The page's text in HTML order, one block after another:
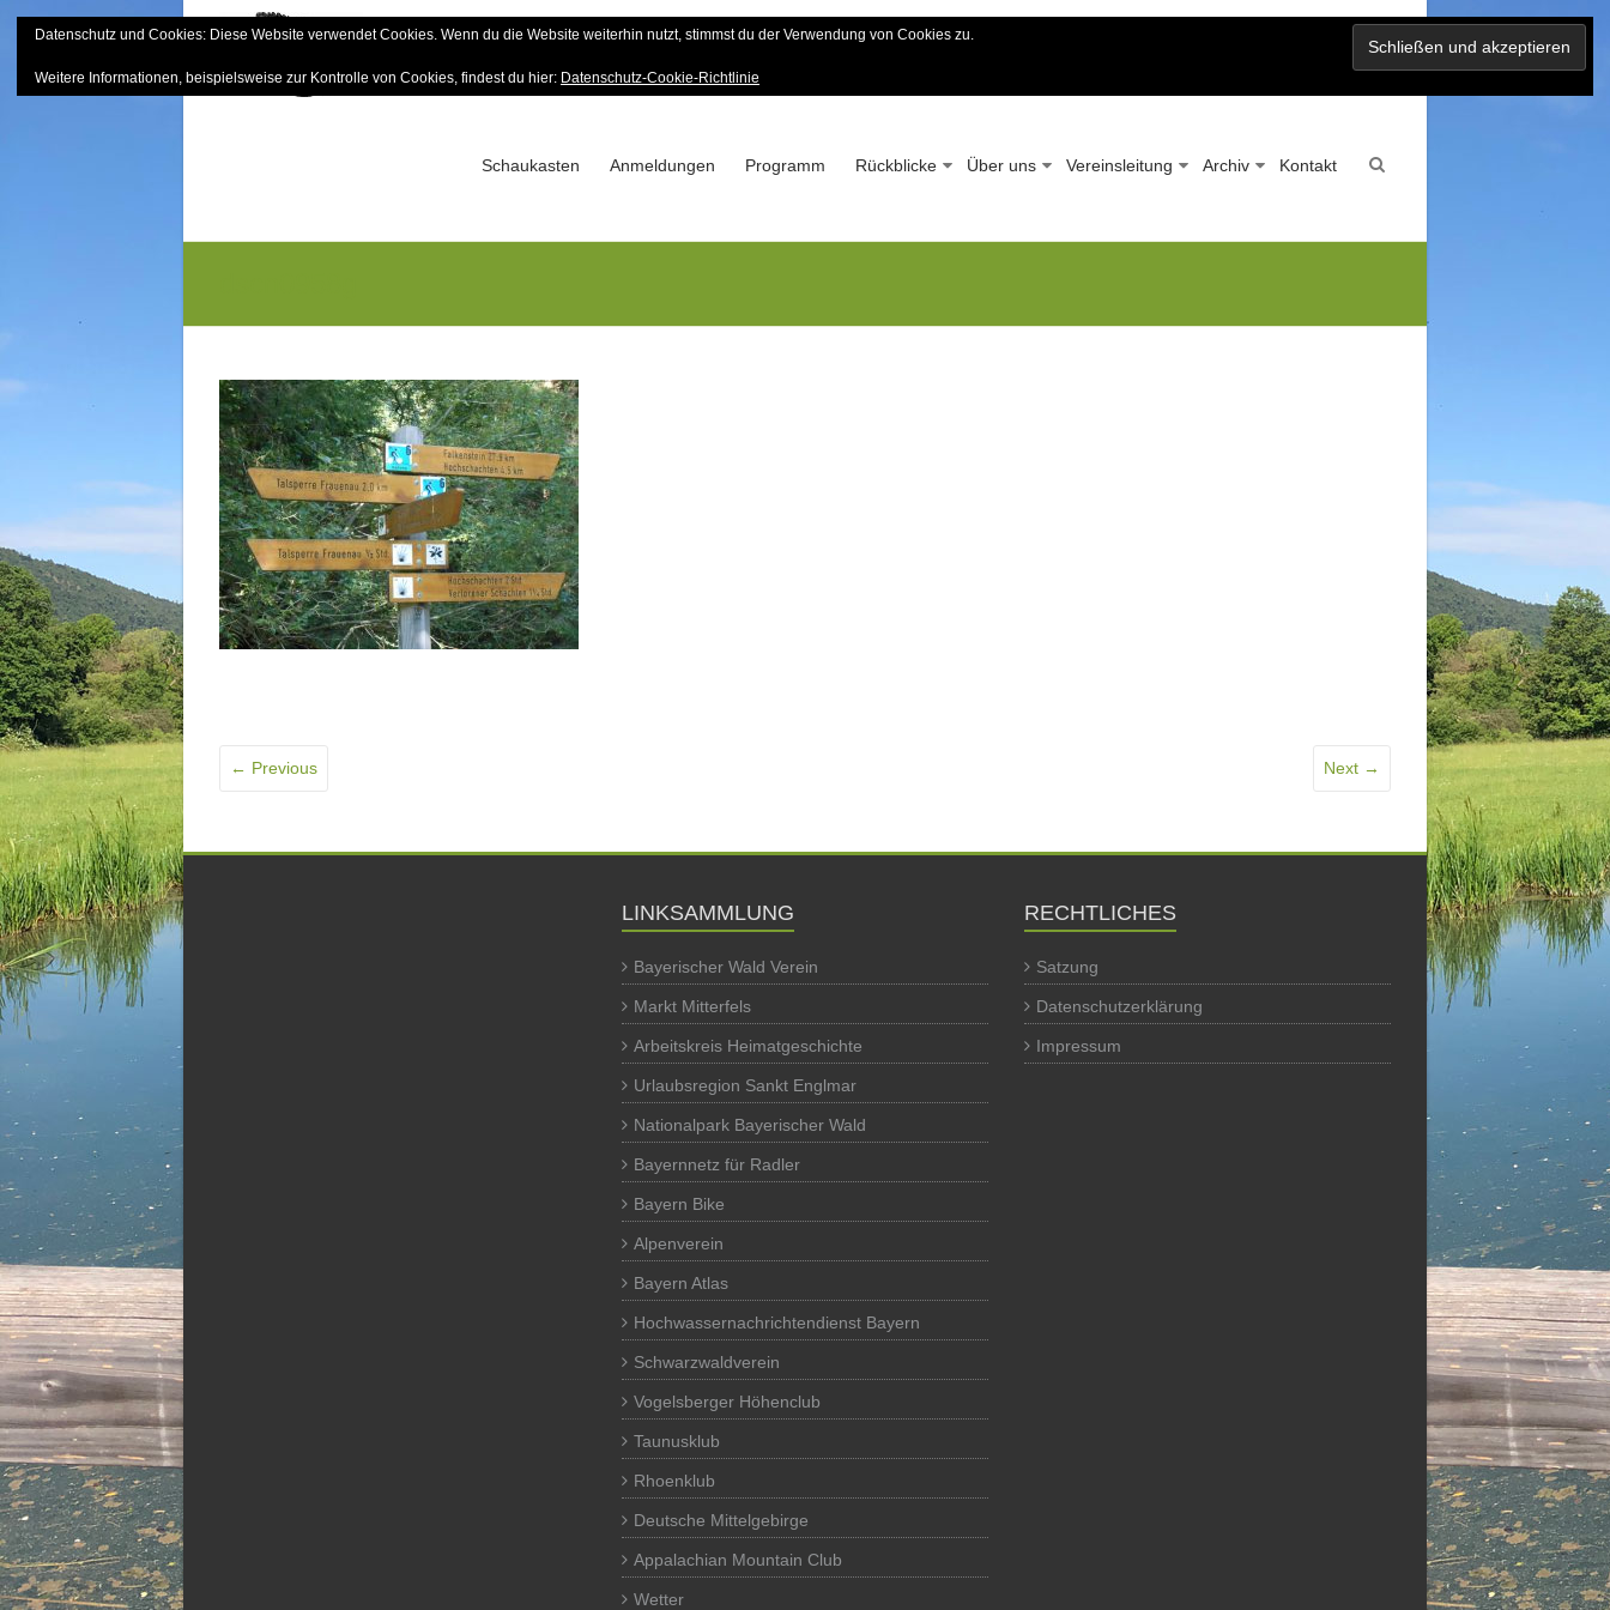
to
Bayerischer Wald-Verein
Sektion Mitterfels e.V. – Seit 1963
Schaukasten Anmeldungen Programm Rückblicke Über uns Vereinsleitung Archiv Kontakt
← Previous Next →
LINKSAMMLUNG
Bayerischer Wald Verein
Markt Mitterfels
Arbeitskreis Heimatgeschichte
Urlaubsregion Sankt Englmar
Nationalpark Bayerischer Wald
Bayernnetz für Radler
Bayern Bike
Alpenverein
Bayern Atlas
Hochwassernachrichtendienst Bayern
Schwarzwaldverein
Vogelsberger Höhenclub
Taunusklub
Rhoenklub
Deutsche Mittelgebirge
Appalachian Mountain Club
Wetter
RECHTLICHES
Satzung
Datenschutzerklärung
Impressum
Datenschutz und Cookies: Diese Website verwendet Cookies. Wenn du die Website weiterhin nutzt, stimmst du der Verwendung von Cookies zu.
Weitere Informationen, beispielsweise zur Kontrolle von Cookies, findest du hier: Datenschutz-Cookie-Richtlinie